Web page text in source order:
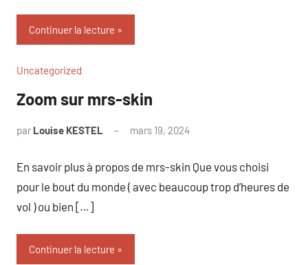
Continuer la lecture
Uncategorized
Zoom sur mrs-skin
par Louise KESTEL mars 19, 2024
En savoir plus à propos de mrs-skin Que vous choisi
pour le bout du monde ( avec beaucoup trop d’heures de
vol ) ou bien […]
Continuer la lecture